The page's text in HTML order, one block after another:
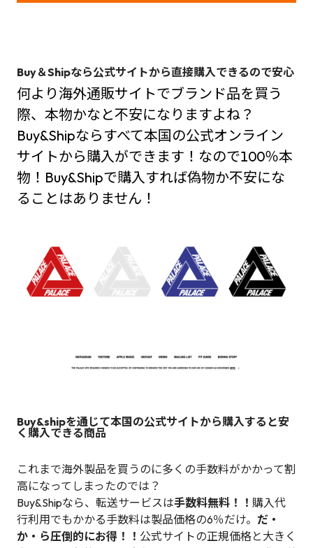
Buy＆Shipなら公式サイトから直接購入できるので安心
何より海外通販サイトでブランド品を買う
際、本物かなと不安になりますよね？
Buy&Shipならすべて本国の公式オンライン
サイトから購入ができます！なので100％本
物！Buy&Shipで購入すれば偽物か不安にな
ることはありません！
Buy&shipを通じて本国の公式サイトから購入すると安
く購入できる商品
これまで海外製品を買うのに多くの手数料がかかって割
高になってしまったのでは？
Buy&Shipなら、転送サービスは手数料無料！！ 購入代
行利用でもかかる手数料は製品価格の6％だけ。 だ・
か・ら圧倒的にお得！！ 公式サイトの正規価格と大きく